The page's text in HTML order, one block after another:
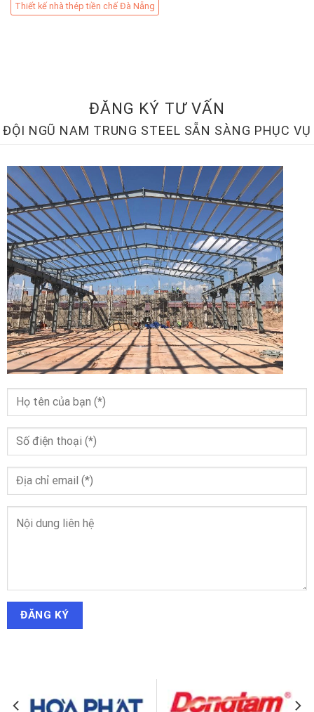
Thiết kế nhà thép tiền chế Đà Nẵng
ĐĂNG KÝ TƯ VẤN
ĐỘI NGŨ NAM TRUNG STEEL SẴN SÀNG PHỤC VỤ